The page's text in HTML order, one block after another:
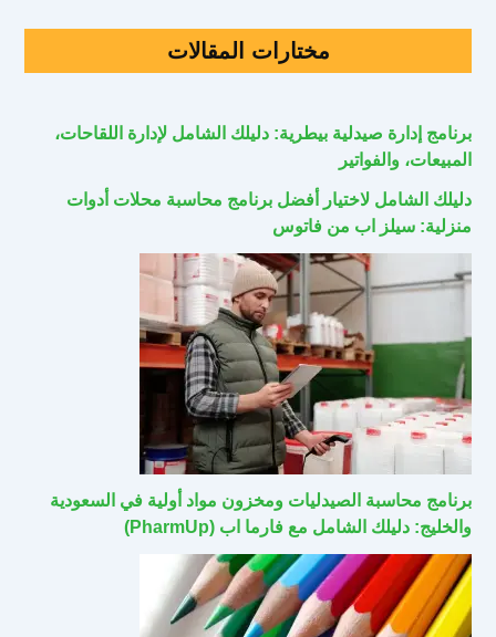
مختارات المقالات
برنامج إدارة صيدلية بيطرية: دليلك الشامل لإدارة اللقاحات،
المبيعات، والفواتير
دليلك الشامل لاختيار أفضل برنامج محاسبة محلات أدوات
منزلية: سيلز اب من فاتوس
برنامج محاسبة الصيدليات ومخزون مواد أولية في السعودية
والخليج: دليلك الشامل مع فارما اب (PharmUp)